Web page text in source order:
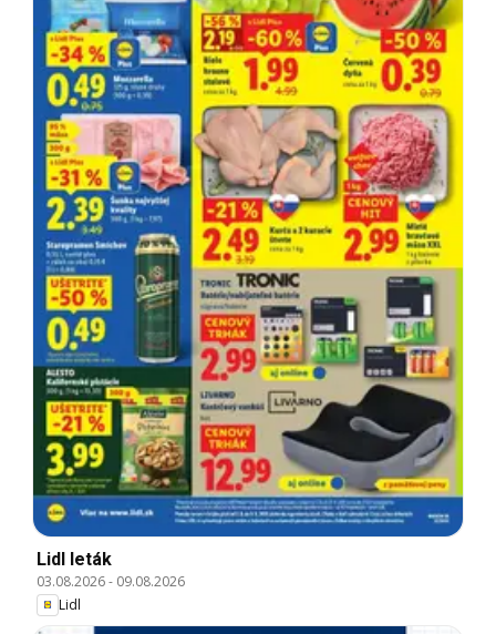
Lidl leták
03.08.2026- 09.08.2026
Lidl